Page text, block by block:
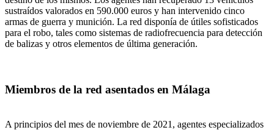
sustraídos valorados en 590.000 euros y han intervenido cinco
armas de guerra y munición. La red disponía de útiles sofisticados
para el robo, tales como sistemas de radiofrecuencia para detección
de balizas y otros elementos de última generación.
Miembros de la red asentados en Málaga
A principios del mes de noviembre de 2021, agentes especializados